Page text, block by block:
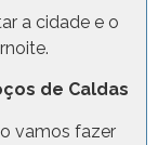
a cidade e o
de Caldas
vamos fazer